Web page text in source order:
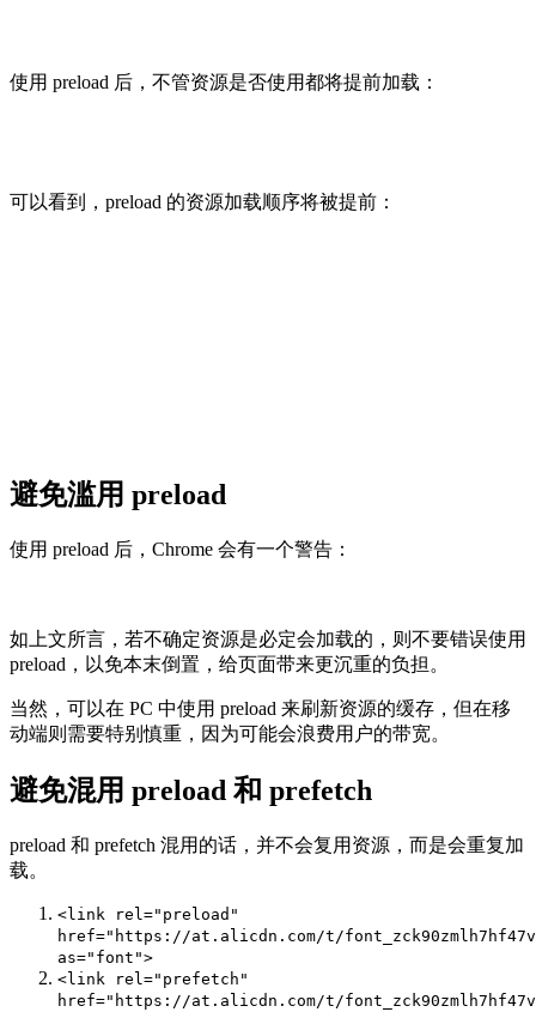
使用 preload 后，不管资源是否使用都将提前加载：
可以看到，preload 的资源加载顺序将被提前：
避免滥用 preload
使用 preload 后，Chrome 会有一个警告：
如上文所言，若不确定资源是必定会加载的，则不要错误使用
preload，以免本末倒置，给页面带来更沉重的负担。
当然，可以在 PC 中使用 preload 来刷新资源的缓存，但在移
动端则需要特别慎重，因为可能会浪费用户的带宽。
避免混用 preload 和 prefetch
preload 和 prefetch 混用的话，并不会复用资源，而是会重复加
载。
<link rel="preload"
href="https://at.alicdn.com/t/
as="font">
<link
rel="prefetch"
href="https://at.alicdn.com/t/